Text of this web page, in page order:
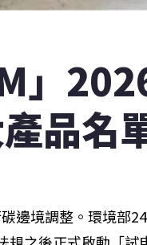
」
品名
邊境調整。環境部